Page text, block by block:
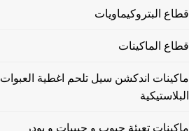
قطاع البتروكيماويات
قطاع الماكينات
ماكينات اندكشن سيل تلحم اغطية العبوات
البلاستيكية
ماكينات تعبئة حبوب و حبيبات و بودر